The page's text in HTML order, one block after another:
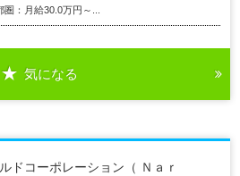
：月給30.0万円～...
気になる
ドコーポレーション（ Ｎａｒ